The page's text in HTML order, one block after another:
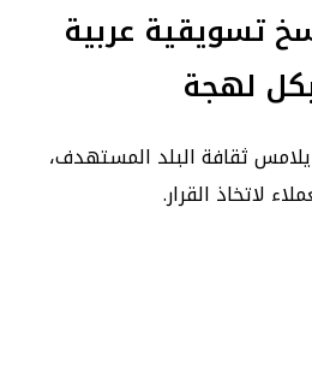
تسويقية عربية
لهجة
ثقافة البلد المستهدف،
لاتخاذ القرار.